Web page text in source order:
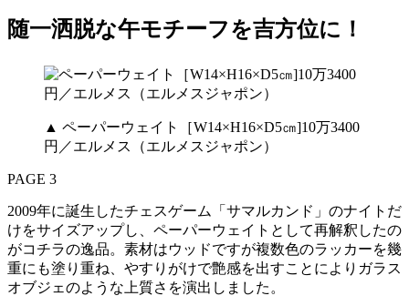
随一洒脱な午モチーフを吉方位に！
▲ ペーパーウェイト［W14×H16×D5㎝]10万3400
円／エルメス（エルメスジャポン）
PAGE 3
2009年に誕生したチェスゲーム「サマルカンド」のナイトだ
けをサイズアップし、ペーパーウェイトとして再解釈したの
がコチラの逸品。素材はウッドですが複数色のラッカーを幾
重にも塗り重ね、やすりがけで艶感を出すことによりガラス
オブジェのような上質さを演出しました。